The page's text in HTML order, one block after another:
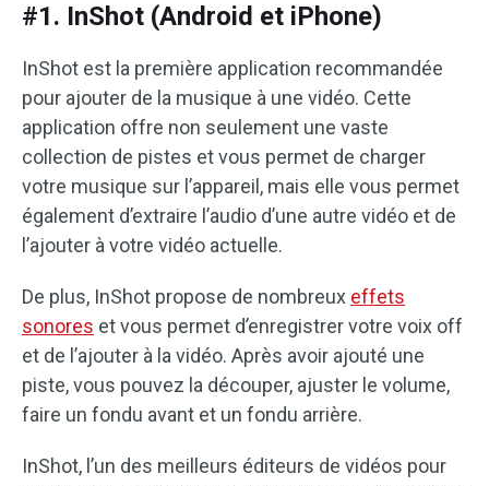
#1. InShot (Android et iPhone)
InShot est la première application recommandée
pour ajouter de la musique à une vidéo. Cette
application offre non seulement une vaste
collection de pistes et vous permet de charger
votre musique sur l’appareil, mais elle vous permet
également d’extraire l’audio d’une autre vidéo et de
l’ajouter à votre vidéo actuelle.
De plus, InShot propose de nombreux effets
sonores et vous permet d’enregistrer votre voix off
et de l’ajouter à la vidéo. Après avoir ajouté une
piste, vous pouvez la découper, ajuster le volume,
faire un fondu avant et un fondu arrière.
InShot, l’un des meilleurs éditeurs de vidéos pour